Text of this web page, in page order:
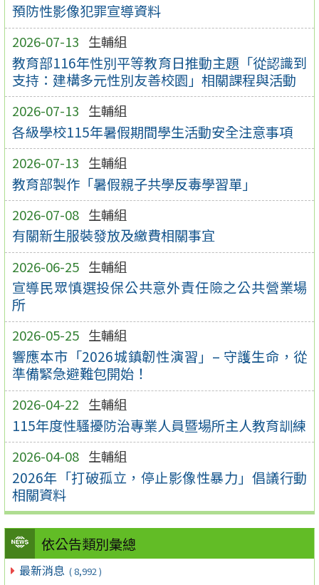
預防性影像犯罪宣導資料
2026-07-13 生輔組
教育部116年性別平等教育日推動主題「從認識到
支持：建構多元性別友善校園」相關課程與活動
2026-07-13 生輔組
各級學校115年暑假期間學生活動安全注意事項
2026-07-13 生輔組
教育部製作「暑假親子共學反毒學習單」
2026-07-08 生輔組
有關新生服裝發放及繳費相關事宜
2026-06-25 生輔組
宣導民眾慎選投保公共意外責任險之公共營業場
所
2026-05-25 生輔組
響應本市「2026城鎮韌性演習」– 守護生命，從
準備緊急避難包開始！
2026-04-22 生輔組
115年度性騷擾防治專業人員暨場所主人教育訓練
2026-04-08 生輔組
2026年「打破孤立，停止影像性暴力」倡議行動
相關資料
依公告類別彙總
最新消息 ( 8,992 )